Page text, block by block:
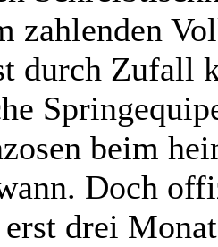
zahlenden
durch Zufall
beim
Doch
drei